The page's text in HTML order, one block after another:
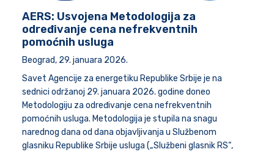
AERS: Usvojena Metodologija za
određivanje cena nefrekventnih
pomoćnih usluga
Beograd, 29. januara 2026.
Savet Agencije za energetiku Republike Srbije je na
sednici održanoj 29. januara 2026. godine doneo
Metodologiju za određivanje cena nefrekventnih
pomoćnih usluga. Metodologija je stupila na snagu
narednog dana od dana objavljivanja u Službenom
glasniku Republike Srbije usluga („Službeni glasnik RS“,